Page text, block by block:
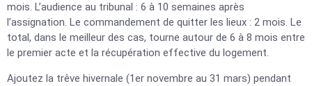
mois. L’audience au tribunal : 6 à 10 semaines après
l’assignation. Le commandement de quitter les lieux : 2 mois. Le
total, dans le meilleur des cas, tourne autour de 6 à 8 mois entre
le premier acte et la récupération effective du logement.
Ajoutez la trêve hivernale (1er novembre au 31 mars) pendant